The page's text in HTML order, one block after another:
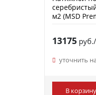
м2 (MSD
13175
уточнить
В корзину